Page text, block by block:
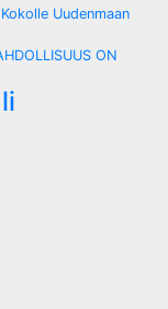
Uudenmaan
ON